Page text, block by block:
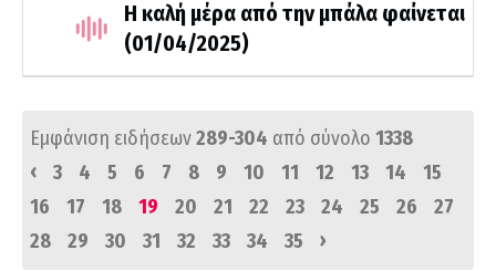
Η καλή μέρα από την μπάλα φαίνεται
(01/04/2025)
Εμφάνιση ειδήσεων289-304 από σύνολο 1338
‹
3 4 5 6 7 8 9 10 11 12 13 14
15
16
17 18 19 20 21 22 23 24 25 26
27
28
29 30 31 32 33 34 35 ›